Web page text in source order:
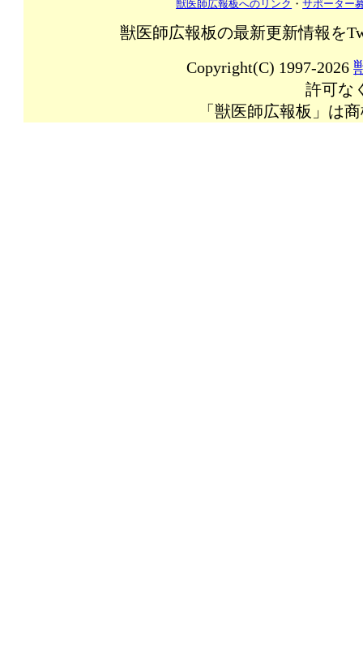
獣医師広報板へのリンク ・サポーター
獣医師広報板の最新更新情報を
Copyright(C) 1997-2026
許可な
「獣医師広報板」は